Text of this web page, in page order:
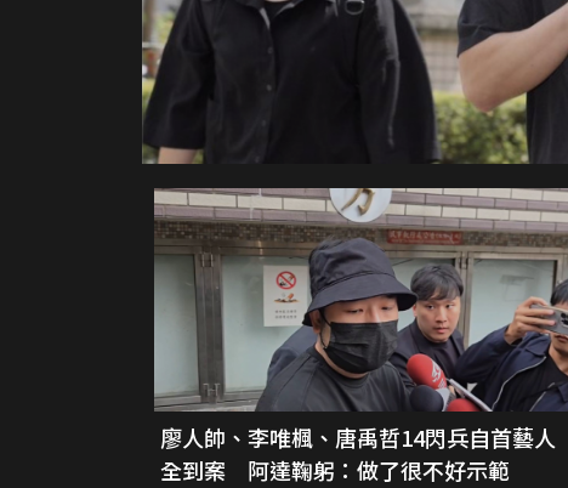
廖人帥、李唯楓、唐禹哲14閃兵自首藝人
全到案 阿達鞠躬：做了很不好示範